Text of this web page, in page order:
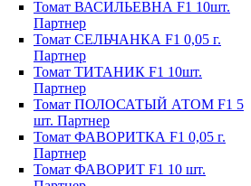
Томат ВАСИЛЬЕВНА F1 10шт.
Партнер
Томат СЕЛЬЧАНКА F1 0,05 г.
Партнер
Томат ТИТАНИК F1 10шт.
Партнер
Томат ПОЛОСАТЫЙ АТОМ F1 5
шт. Партнер
Томат ФАВОРИТКА F1 0,05 г.
Партнер
Томат ФАВОРИТ F1 10 шт.